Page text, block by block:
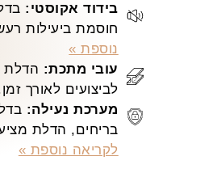
בידוד אקוסטי:
חוסמת ביעילות
נוספת »
עובי מתכת:
לביצועים לאורך
מערכת נעילה:
בריחים, הדלת
לקריאה נוספת »